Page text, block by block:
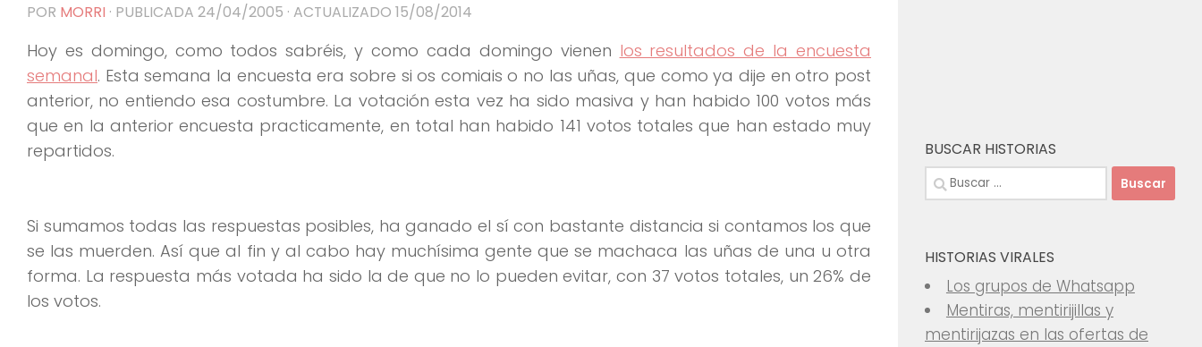
POR MORRI · PUBLICADA 24/04/2005 · ACTUALIZADO 15/08/2014
Hoy es domingo, como todos sabréis, y como cada domingo vienen los resultados de la encuesta
semanal. Esta semana la encuesta era sobre si os comiais o no las uñas, que como ya dije en otro post
anterior, no entiendo esa costumbre. La votación esta vez ha sido masiva y han habido 100 votos más
que en la anterior encuesta practicamente, en total han habido 141 votos totales que han estado muy
repartidos.
Si sumamos todas las respuestas posibles, ha ganado el sí con bastante distancia si contamos los que
se las muerden. Así que al fin y al cabo hay muchísima gente que se machaca las uñas de una u otra
forma. La respuesta más votada ha sido la de que no lo pueden evitar, con 37 votos totales, un 26% de
los votos.
BUSCAR HISTORIAS
Buscar:
HISTORIAS VIRALES
Los grupos de Whatsapp
Mentiras, mentirijillas y
mentirijazas en las ofertas de